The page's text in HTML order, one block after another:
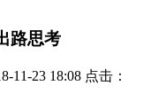
路思考
11-23 18:08 点击：